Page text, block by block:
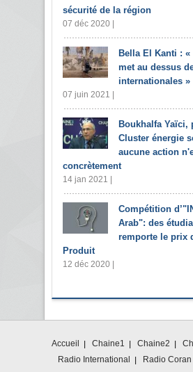
sécurité de la région
07 déc 2020 |
Bella El Kanti : «
met au dessus
internationales »
07 juin 2021 |
Boukhalfa Yaïci,
Cluster énergie
aucune action
concrètement
14 jan 2021 |
Compétition
Arab": des
remporte le prix
Produit
12 déc 2020 |
Accueil Chaine1 Chaine2
Radio International
Radio Coran